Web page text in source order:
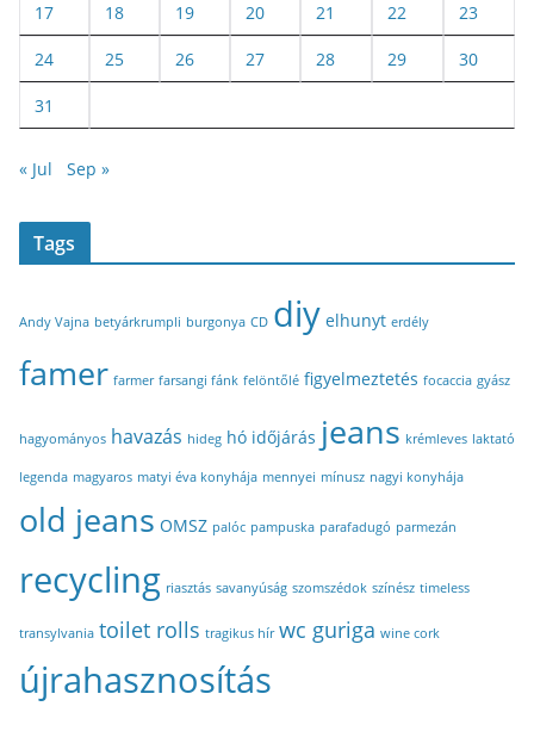
17 18 19 20 21 22 23
24 25 26 27 28 29 30
31
« Jul Sep »
Tags
Andy Vajna betyárkrumpli burgonya CD diy elhunyt erdély
famer farmer farsangi fánk felöntőlé figyelmeztetés focaccia gyász
hagyományos havazás hideg hó időjárás jeans krémleves laktató
legenda magyaros matyi éva konyhája mennyei mínusz nagyi konyhája
old jeans OMSZ palóc pampuska parafadugó parmezán
recycling riasztás savanyúság szomszédok színész timeless
transylvania toilet rolls tragikus hír wc guriga wine cork
újrahasznosítás